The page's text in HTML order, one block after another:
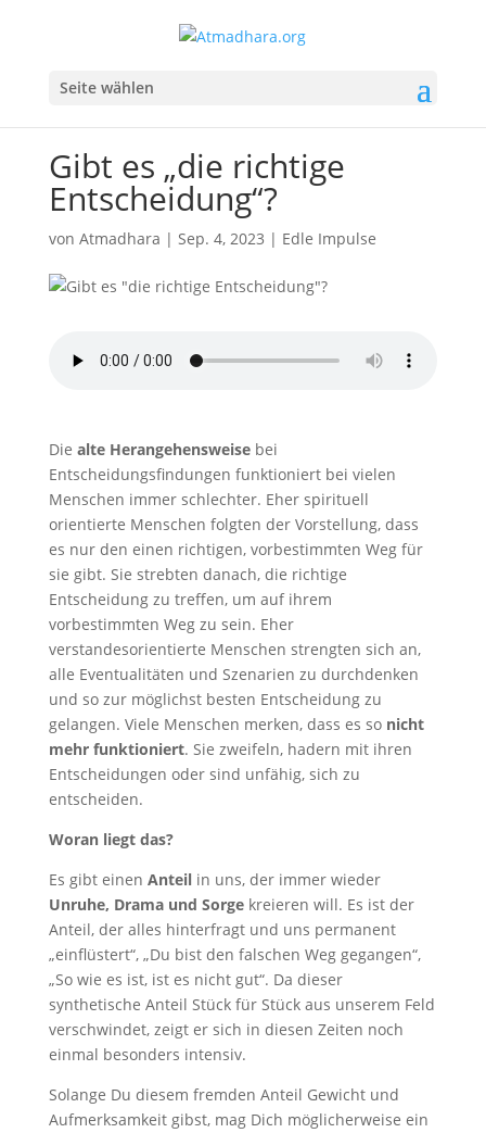
Seite wählen
Gibt es „die richtige
Entscheidung“?
von Atmadhara | Sep. 4, 2023 | Edle Impulse
Die alte Herangehensweise bei
Entscheidungsfindungen funktioniert bei vielen
Menschen immer schlechter. Eher spirituell
orientierte Menschen folgten der Vorstellung, dass
es nur den einen richtigen, vorbestimmten Weg für
sie gibt. Sie strebten danach, die richtige
Entscheidung zu treffen, um auf ihrem
vorbestimmten Weg zu sein. Eher
verstandesorientierte Menschen strengten sich an,
alle Eventualitäten und Szenarien zu durchdenken
und so zur möglichst besten Entscheidung zu
gelangen. Viele Menschen merken, dass es so nicht
mehr funktioniert. Sie zweifeln, hadern mit ihren
Entscheidungen oder sind unfähig, sich zu
entscheiden.
Woran liegt das?
Es gibt einen Anteil in uns, der immer wieder
Unruhe, Drama und Sorgekreieren will. Es ist der
Anteil, der alles hinterfragt und uns permanent
„einflüstert“, „Du bist den falschen Weg gegangen“,
„So wie es ist, ist es nicht gut“. Da dieser
synthetische Anteil Stück für Stück aus unserem Feld
verschwindet, zeigt er sich in diesen Zeiten noch
einmal besonders intensiv.
Solange Du diesem fremden Anteil Gewicht und
Aufmerksamkeit gibst, mag Dich möglicherweise ein